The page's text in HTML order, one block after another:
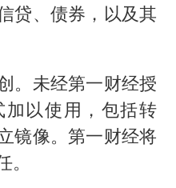
贷、债券，以及其
。未经第一财经授
以使用，包括转
镜像。第一财经将